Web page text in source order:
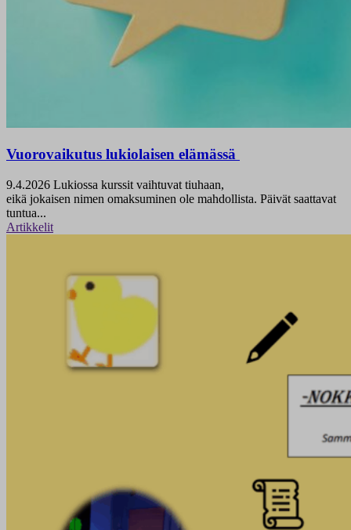
Vuorovaikutus lukiolaisen elämässä
9.4.2026 Lukiossa kurssit vaihtuvat tiuhaan,
eikä jokaisen nimen omaksuminen ole mahdollista. Päivät saattavat
tuntua...
Artikkelit